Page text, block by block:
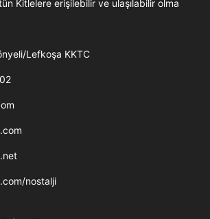
Kitlelere erişilebilir ve ulaşılabilir olma
Lefkoşa KKTC
nostalji